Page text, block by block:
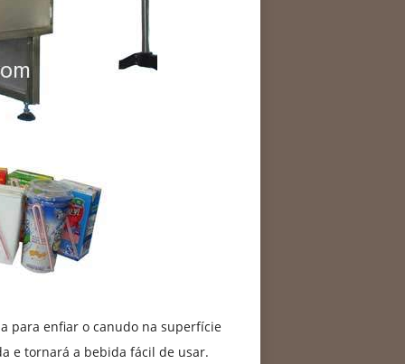
para enfiar o canudo na superfície
e tornará a bebida fácil de usar.